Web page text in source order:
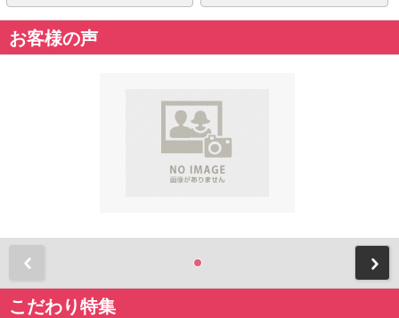
お客様の声
こだわり特集